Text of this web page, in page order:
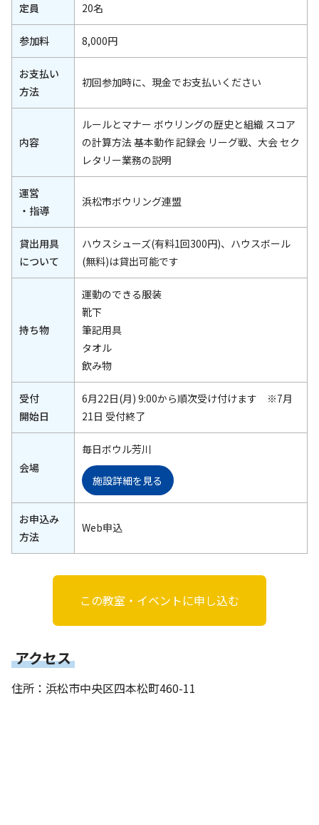
定員 20名
参加料 8,000円
お支払い
方法
初回参加時に、現金でお支払いください
内容
ルールとマナー ボウリングの歴史と組織 スコア
の計算方法 基本動作 記録会 リーグ戦、大会 セク
レタリー業務の説明
運営
・指導
浜松市ボウリング連盟
貸出用具
について
ハウスシューズ(有料1回300円)、ハウスボール
(無料)は貸出可能です
持ち物
運動のできる服装
靴下
筆記用具
タオル
飲み物
受付
開始日
6月22日(月) 9:00から順次受け付けます ※7月
21日 受付終了
会場
毎日ボウル芳川
施設詳細を見る
お申込み
方法
Web申込
この教室・イベントに申し込む
アクセス
住所：浜松市中央区四本松町460-11